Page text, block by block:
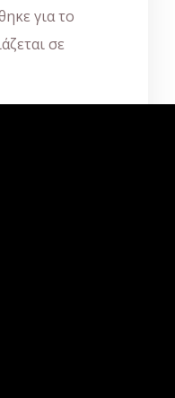
για το
σε